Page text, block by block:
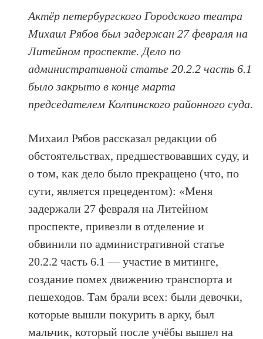
Актёр петербургского Городского театра
Михаил Рябов был задержан 27 февраля на
Литейном проспекте. Дело по
административной статье 20.2.2 часть 6.1
было закрыто в конце марта
председателем Колпинского районного суда.
Михаил Рябов рассказал редакции об
обстоятельствах, предшествовавших суду, и
о том, как дело было прекращено (что, по
сути, является прецедентом): «Меня
задержали 27 февраля на Литейном
проспекте, привезли в отделение и
обвинили по административной статье
20.2.2 часть 6.1 — участие в митинге,
создание помех движению транспорта и
пешеходов. Там брали всех: были девочки,
которые вышли покурить в арку, был
мальчик, который после учёбы вышел на